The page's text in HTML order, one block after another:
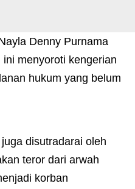
Denny Purnama
menyoroti kengerian
hukum yang belum
disutradarai oleh
teror dari arwah
korban